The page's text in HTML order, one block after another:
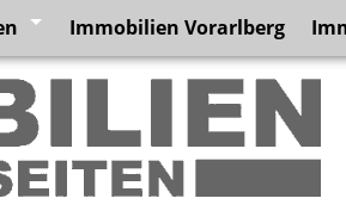
Immobilien Vorarlberg